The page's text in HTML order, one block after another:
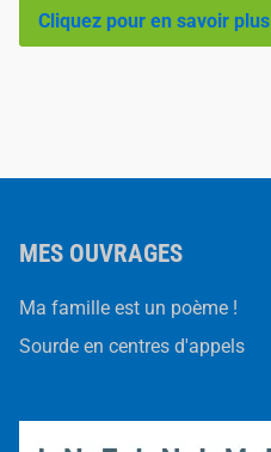
Cliquez pour en savoir plus
MES OUVRAGES
Ma famille est un poème !
Sourde en centres d'appels